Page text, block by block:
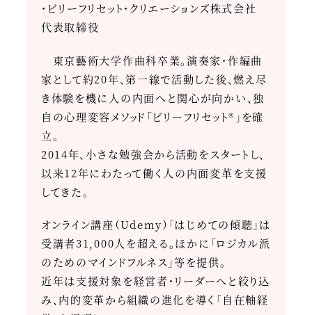
・ビリーフリセット・クリエーションズ株式会社
代表取締役
東京藝術大学作曲科卒業。演奏家・作編曲
家として約20年、第一線で活動した後、燃え尽
き体験を機に人の内面へと関心が向かい、独
自の心理変容メソッド「ビリーフリセット®」を確
立。
2014年、小さな勉強会から活動をスタートし、
以来12年にわたって働く人の内面変革を支援
してきた。
オンライン講座（Udemy）「はじめての傾聴」は
受講者31,000人を超える。ほかに「ロジカル派
のためのマインドフルネス」等を提供。
近年は支援対象を経営者・リーダーへと絞り込
み、内的変革から組織の進化を導く「自在軸経